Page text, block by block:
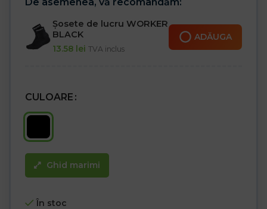
Șosete de lucru WORKER
BLACK
13.58 lei TVA inclus
ADĂUGA
CULOARE
Ghid marimi
În stoc